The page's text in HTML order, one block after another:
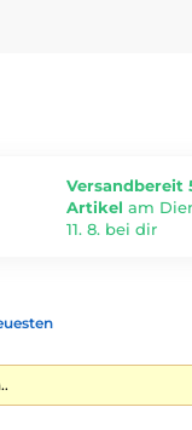
Versandbereit
Artikel am
11. 8. bei dir